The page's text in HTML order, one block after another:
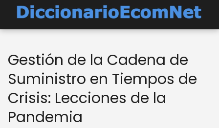
Gestión de la Cadena de
Suministro en Tiempos de
Crisis: Lecciones de la
Pandemia